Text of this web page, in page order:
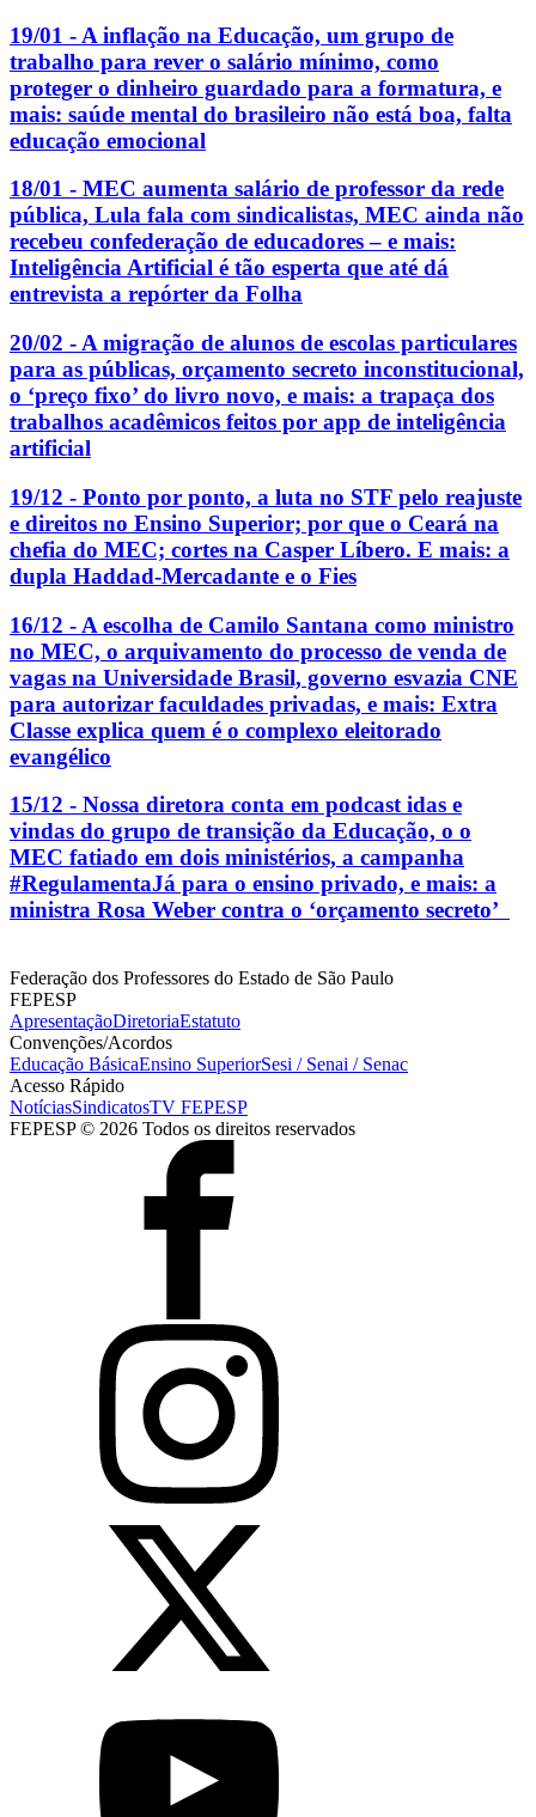
19/01 - A inflação na Educação, um grupo de
trabalho para rever o salário mínimo, como
proteger o dinheiro guardado para a formatura, e
mais: saúde mental do brasileiro não está boa, falta
educação emocional
18/01 - MEC aumenta salário de professor da rede
pública, Lula fala com sindicalistas, MEC ainda não
recebeu confederação de educadores – e mais:
Inteligência Artificial é tão esperta que até dá
entrevista a repórter da Folha
20/02 - A migração de alunos de escolas particulares
para as públicas, orçamento secreto inconstitucional,
o ‘preço fixo’ do livro novo, e mais: a trapaça dos
trabalhos acadêmicos feitos por app de inteligência
artificial
19/12 - Ponto por ponto, a luta no STF pelo reajuste
e direitos no Ensino Superior; por que o Ceará na
chefia do MEC; cortes na Casper Líbero. E mais: a
dupla Haddad-Mercadante e o Fies
16/12 - A escolha de Camilo Santana como ministro
no MEC, o arquivamento do processo de venda de
vagas na Universidade Brasil, governo esvazia CNE
para autorizar faculdades privadas, e mais: Extra
Classe explica quem é o complexo eleitorado
evangélico
15/12 - Nossa diretora conta em podcast idas e
vindas do grupo de transição da Educação, o o
MEC fatiado em dois ministérios, a campanha
#RegulamentaJá para o ensino privado, e mais: a
ministra Rosa Weber contra o ‘orçamento secreto’
Federação dos Professores do Estado de São Paulo
FEPESP
ApresentaçãoDiretoriaEstatuto
Convenções/Acordos
Educação BásicaEnsino SuperiorSesi / Senai / Senac
Acesso Rápido
NotíciasSindicatosTV FEPESP
FEPESP © 2026 Todos os direitos reservados